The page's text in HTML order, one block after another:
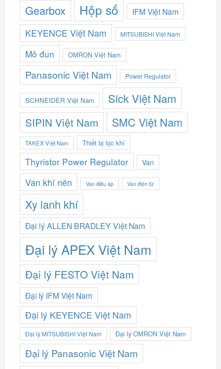
Gearbox Hộp số IFM Việt Nam
KEYENCE Việt Nam MITSUBISHI Việt Nam
Mô đun OMRON Việt Nam
Panasonic Việt Nam Power Regulator
SCHNEIDER Việt Nam Sick Việt Nam
SIPIN Việt Nam SMC Việt Nam
TAKEX Việt Nam Thiết bị lọc khí
Thyristor Power Regulator Van
Van khí nén Van điều áp Van điện từ
Xy lanh khí
Đại lý ALLEN BRADLEY Việt Nam
Đại lý APEX Việt Nam
Đại lý FESTO Việt Nam
Đại lý IFM Việt Nam
Đại lý KEYENCE Việt Nam
Đại lý MITSUBISHI Việt Nam Đại lý OMRON Việt Nam
Đại lý Panasonic Việt Nam